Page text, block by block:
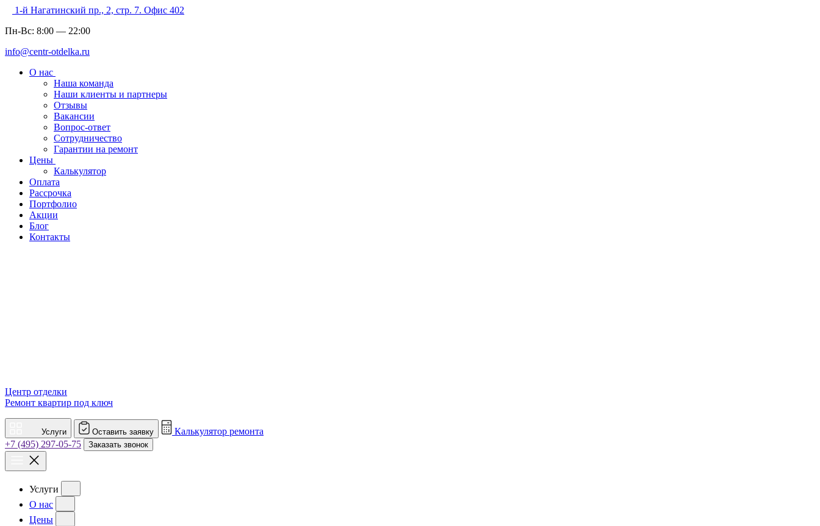
1-й Нагатинский пр., 2, стр. 7. Офис 402
Пн-Вс: 8:00 — 22:00
info@centr-otdelka.ru
О нас
Наша команда
Наши клиенты и партнеры
Отзывы
Вакансии
Вопрос-ответ
Сотрудничество
Гарантии на ремонт
Цены
Калькулятор
Оплата
Рассрочка
Портфолио
Акции
Блог
Контакты
Центр отделки
Ремонт квартир под ключ
Услуги Оставить заявку
Калькулятор ремонта
+7 (495) 297-05-75
Заказать звонок
Услуги
О нас
Цены